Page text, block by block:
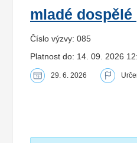
mladé dospělé
Číslo výzvy: 085
Platnost do: 14. 09. 2026
29. 6. 2026